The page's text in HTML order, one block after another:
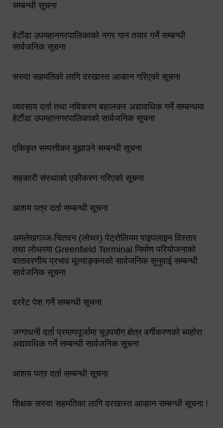
सम्बन्धी सूचना
हेटौंडा उपमहानगरपालिकाको नगर गान तयार गर्ने सम्बन्धी
सार्वजनिक सूचना
सरुवा सहमतिको लागि दरखास्त आव्हान गरिएको सूचना
व्यवसाय दर्ता तथा नविकरण बहालकर अद्यावधिक गर्ने सम्बन्धमा
हेटौंडा उपमहानगरपालिकाको सार्वजनिक सूचना
एकिकृत सम्पत्तीकर बुझाउने सम्बन्धी सूचना
सहकारी संस्थाको एकीकरण गरिएको सूचना
आशय पत्र दर्ता सम्बन्धी सूचना
अमलेखगञ्ज-चितवन (लोथर) पेट्रोलियम पाइपलाइन विस्तार
तथा लोथरमा Greenfield Terminal निर्माण परियोजनाको
वातावरणीय प्रभाव मूल्याङ्कनको सार्वजनिक सुनुवाई सम्बन्धी
सार्वजनिक सूचना
दररेट पेश गर्ने सम्बन्धी सूचना
जग्गाधनी दर्ता प्रमाणपूर्जामा भूउपयोग क्षेत्र वर्गीकरणको ब्यहोरा
अद्यावधिक गर्ने सम्बन्धी सार्वजनिक सूचना
आशय पत्र दर्ता सम्बन्धी सूचना
शिक्षक सरुवा सहमतिका लागि दरखास्त आव्हान सम्बन्धी सूचना !